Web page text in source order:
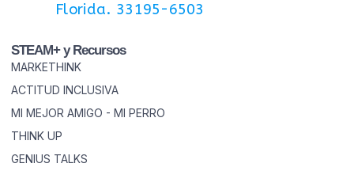
Florida. 33195-6503
STEAM+ y Recursos
MARKETHINK
ACTITUD INCLUSIVA
MI MEJOR AMIGO - MI PERRO
THINK UP
GENIUS TALKS